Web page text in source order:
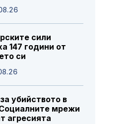
сили
147 години от
си
убийството в
мрежи
агресията